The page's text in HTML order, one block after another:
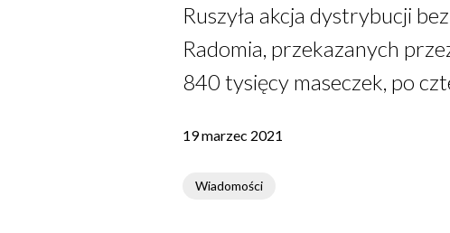
Ruszyła akcja dystrybucji
Radomia, przekazanych
840 tysięcy maseczek, po
19 marzec 2021
Wiadomości